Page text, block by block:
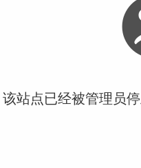
站点已经被管理员